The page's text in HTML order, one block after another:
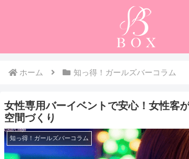
ホーム 知っ得！ガールズバーコラム
女性専用バーイベントで安心！女性客
空間づくり
知っ得！ガールズバーコラム